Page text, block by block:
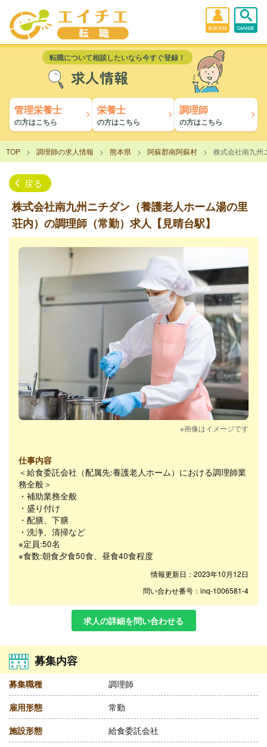
新規登録 Q&A検索
転職について相談したいなら今すぐ登録！
求人情報
管理栄養士
の方はこちら
栄養士
の方はこちら
調理師
の方はこちら
TOP 調理師の求人情報 熊本県 阿蘇郡南阿蘇村 株式会社南九州
戻る
株式会社南九州ニチダン（養護老人ホーム湯の里
荘内）の調理師（常勤）求人【見晴台駅】
※画像はイメージです
仕事内容
＜給食委託会社（配属先:養護老人ホーム）における調理師業
務全般＞
・補助業務全般
・盛り付け
・配膳、下膳
・洗浄、清掃など
※定員:50名
※食数:朝食夕食50食、昼食40食程度
情報更新日：2023年10月12日
問い合わせ番号：inq-1006581-4
求人の詳細を問い合わせる
募集内容
募集職種 調理師
雇用形態 常勤
施設形態 給食委託会社